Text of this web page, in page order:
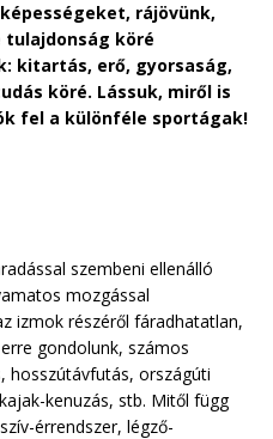
rájövünk,
köré
kitartás, erő, gyorsaság,
köré. Lássuk, miről is
fel a különféle sportágak!
szembeni ellenálló
mozgással
izmok részéről fáradhatatlan,
gondolunk, számos
hosszútávfutás, országúti
kenuzás, stb. Mitől függ
érrendszer, légző-